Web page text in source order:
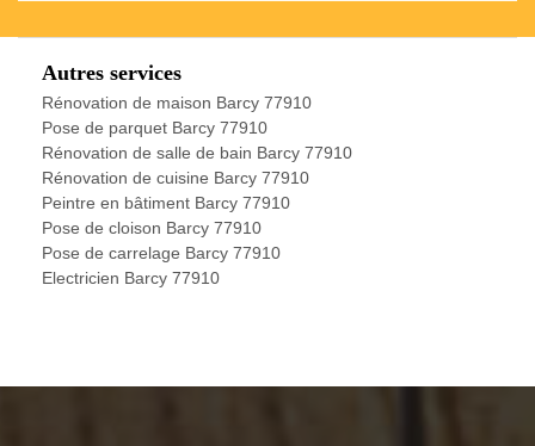
Autres services
Rénovation de maison Barcy 77910
Pose de parquet Barcy 77910
Rénovation de salle de bain Barcy 77910
Rénovation de cuisine Barcy 77910
Peintre en bâtiment Barcy 77910
Pose de cloison Barcy 77910
Pose de carrelage Barcy 77910
Electricien Barcy 77910